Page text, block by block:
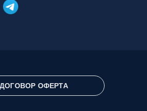
ДОГОВОР ОФЕРТА